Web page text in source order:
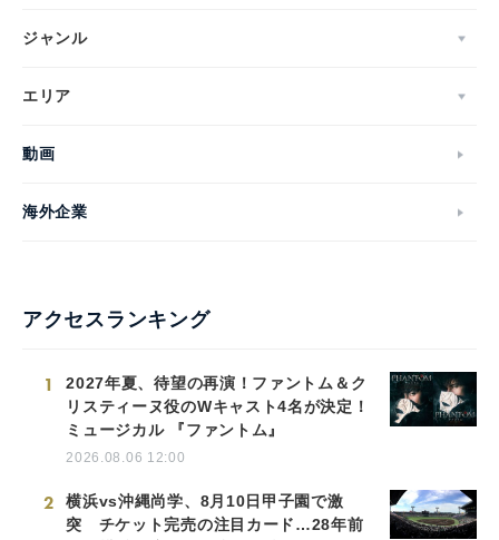
ジャンル
エリア
動画
海外企業
アクセスランキング
1
2027年夏、待望の再演！ファントム＆ク
リスティーヌ役のWキャスト4名が決定！
ミュージカル 『ファントム』
2026.08.06 12:00
2
横浜vs沖縄尚学、8月10日甲子園で激
突 チケット完売の注目カード…28年前